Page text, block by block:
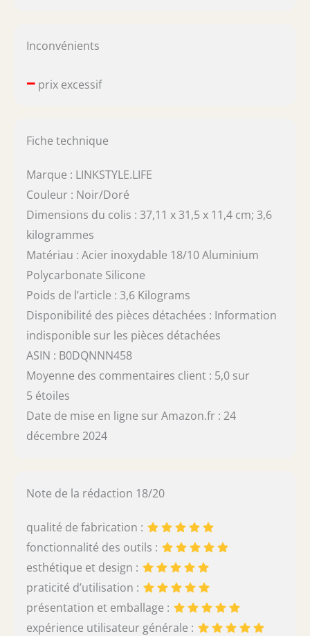
Inconvénients
–prix excessif
Fiche technique
Marque : LINKSTYLE.LIFE
Couleur : Noir/Doré
Dimensions du colis : 37,11 x 31,5 x 11,4 cm; 3,6
kilogrammes
Matériau : Acier inoxydable 18/10 Aluminium
Polycarbonate Silicone
Poids de l’article : 3,6 Kilograms
Disponibilité des pièces détachées : Information
indisponible sur les pièces détachées
ASIN : B0DQNNN458
Moyenne des commentaires client : 5,0 sur
5 étoiles
Date de mise en ligne sur Amazon.fr : 24
décembre 2024
Note de la rédaction 18/20
qualité de fabrication :
fonctionnalité des outils :
esthétique et design :
praticité d’utilisation :
présentation et emballage :
expérience utilisateur générale :